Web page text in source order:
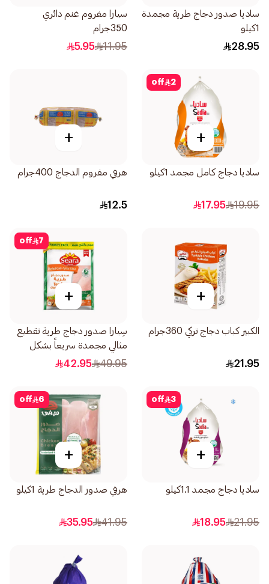
ساديا صدور دجاج طرية مجمدة
1كيلو
28.95
سيارا مفروم غنم دائري
350جرام
11.95
5.95
2
off
+
ساديا دجاج كامل مجمد 1كيلو
19.95
17.95
+
هرفي مفروم الدجاج 400جرام
12.5
+
الكبير كباب دجاج تركي 360جرام
21.95
7
off
+
سِيارا صدور دجاج طرية تقطيع
مثالي مجمدة سريعاً بشكل
فردي 1.8كيلو
49.95
42.95
3
off
+
ساديا دجاج مجمد 1.1كيلو
21.95
18.95
6
off
+
هرفي صدور الدجاج طرية 1كيلو
41.95
35.95